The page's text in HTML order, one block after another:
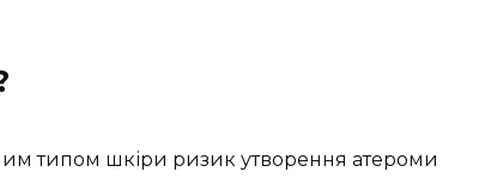
типом шкіри ризик утворення атероми